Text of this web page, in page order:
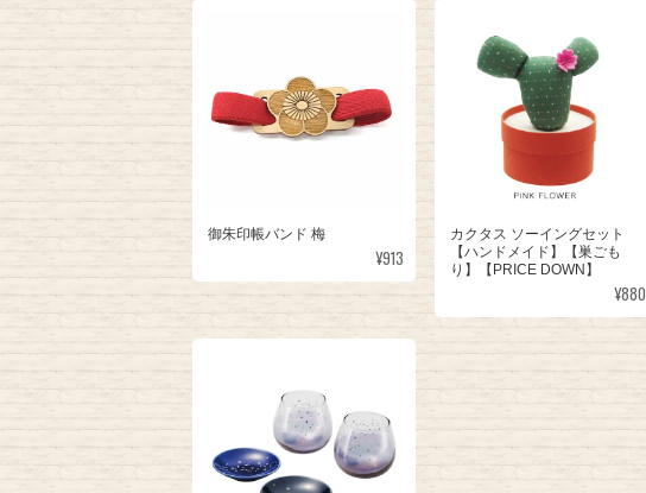
御朱印帳バンド 梅
¥913
カクタス ソーイングセット
【ハンドメイド】【巣ごも
り】【PRICE DOWN】
¥880